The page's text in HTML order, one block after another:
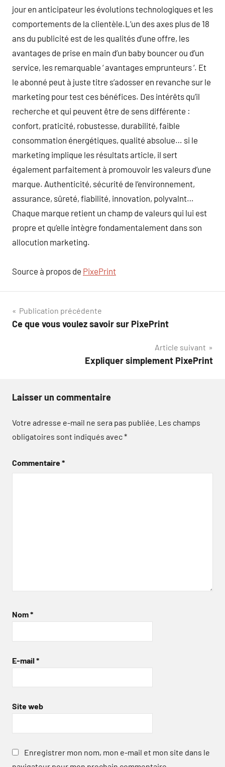
jour en anticipateur les évolutions technologiques et les
comportements de la clientèle.L’un des axes plus de 18
ans du publicité est de les qualités d’une offre, les
avantages de prise en main d’un baby bouncer ou d’un
service, les remarquable ‘ avantages emprunteurs ‘. Et
le abonné peut à juste titre s’adosser en revanche sur le
marketing pour test ces bénéfices. Des intérêts qu’il
recherche et qui peuvent être de sens différente :
confort, praticité, robustesse, durabilité, faible
consommation énergétiques, qualité absolue… si le
marketing implique les résultats article, il sert
également parfaitement à promouvoir les valeurs d’une
marque. Authenticité, sécurité de l’environnement,
assurance, sûreté, fiabilité, innovation, polyvalnt…
Chaque marque retient un champ de valeurs qui lui est
propre et qu’elle intègre fondamentalement dans son
allocution marketing.
Source à propos de PixePrint
Navigation
de
Publication précédente
Ce que vous voulez savoir sur PixePrint
Article suivant
Expliquer simplement PixePrint
Laisser un commentaire
Votre adresse e-mail ne sera pas publiée. Les champs
obligatoires sont indiqués avec*
Commentaire*
Nom*
E-mail *
Site web
Enregistrer mon nom, mon e-mail et mon site dans le